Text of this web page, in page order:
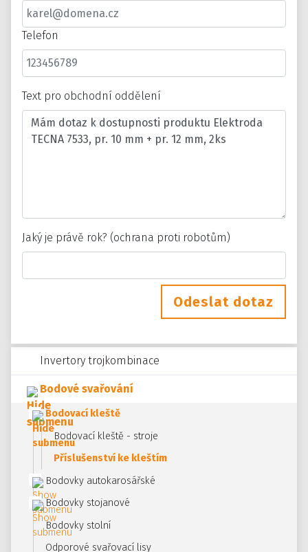
Invertory trojkombinace
Bodové svařování
Bodovací kleště
Bodovací kleště - stroje
Příslušenství ke kleštím
Bodovky autokarosářské
Bodovky stojanové
Bodovky stolní
Odporové svařovací lisy
Telefon
Text pro obchodní oddělení
Jaký je právě rok? (ochrana proti robotům)
Odeslat dotaz